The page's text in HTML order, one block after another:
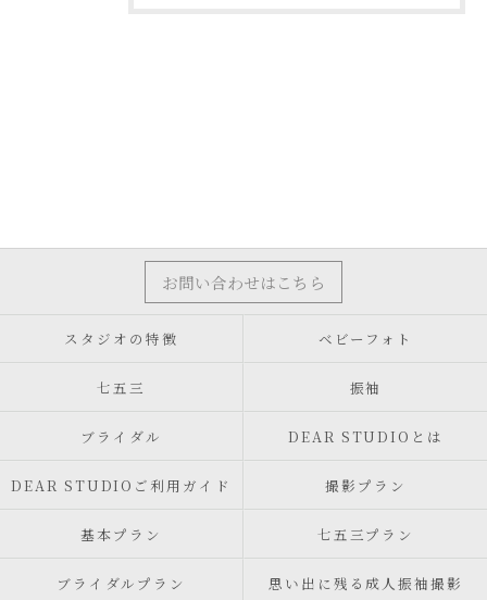
お問い合わせはこちら
スタジオの特徴 ベビーフォト
七五三 振袖
ブライダル DEAR STUDIOとは
DEAR STUDIOご利用ガイド 撮影プラン
基本プラン 七五三プラン
ブライダルプラン 思い出に残る成人振袖撮影